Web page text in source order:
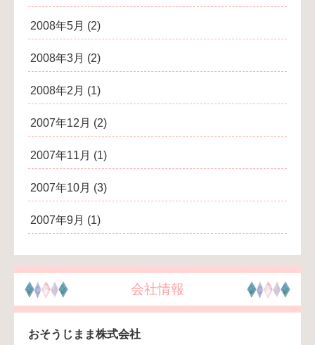
2008年5月 (2)
2008年3月 (2)
2008年2月 (1)
2007年12月 (2)
2007年11月 (1)
2007年10月 (3)
2007年9月 (1)
会社情報
おそうじまま株式会社